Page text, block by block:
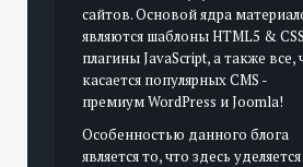
сайтов. Основой ядра
являются шаблоны HTML5 &
плагины JavaScript, а также все,
касается популярных CMS -
премиум WordPress и Joomla!
Особенностью данного блога
является то, что здесь уделяется